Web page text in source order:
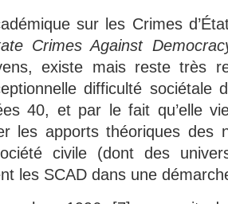
sur les Crimes
Crimes Against
existe mais reste très
difficulté sociétale
40, et par le fait qu’elle
les apports théoriques des
civile (dont des
les SCAD dans une